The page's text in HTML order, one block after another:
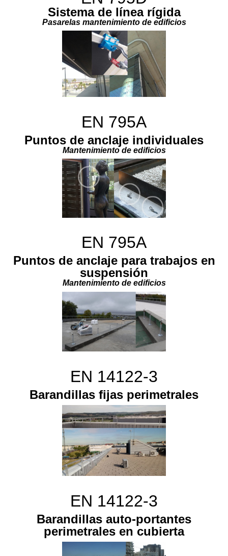
Sistema de línea rígida
Pasarelas mantenimiento de edificios
EN 795A
Puntos de anclaje individuales
Mantenimiento de edificios
EN 795A
Puntos de anclaje para trabajos en
suspensión
Mantenimiento de edificios
EN 14122-3
Barandillas fijas perimetrales
EN 14122-3
Barandillas auto-portantes
perimetrales en cubierta